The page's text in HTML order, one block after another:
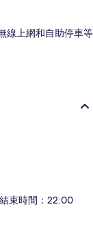
線上網和自助停車等
束時間：22:00